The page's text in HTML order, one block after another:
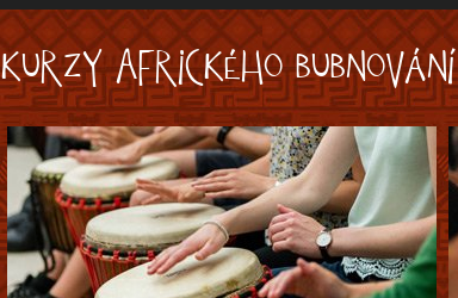
KURZY AFRICKÉHO BUBNOVÁNÍ